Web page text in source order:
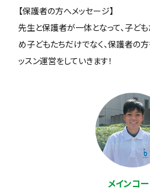
【保護者の方へメッセージ】
先生と保護者が一体となって、子ど
め子どもたちだけでなく、保護者の
ッスン運営をしていきます！
メインコ